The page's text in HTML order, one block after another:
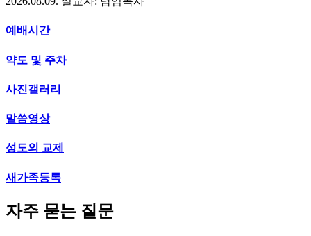
예배시간
약도 및 주차
사진갤러리
말씀영상
성도의 교제
새가족등록
자주 묻는 질문